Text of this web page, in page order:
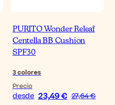
PURITO Wonder Releaf
Centella BB Cushion
SPF30
3colores
Precio
desde 23,49 € 27,64 €